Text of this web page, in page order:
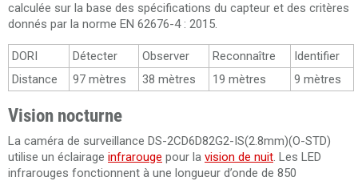
calculée sur la base des spécifications du capteur et des critères
donnés par la norme EN 62676-4 : 2015.
DORI Détecter Observer Reconnaître
Identifier
Distance
97 mètres 38 mètres 19 mètres 9 mètres
Vision nocturne
La caméra de surveillance DS-2CD6D82G2-IS(2.8mm)(O-STD)
utilise un éclairage infrarouge pour la vision de nuit. Les LED
infrarouges fonctionnent à une longueur d’onde de 850